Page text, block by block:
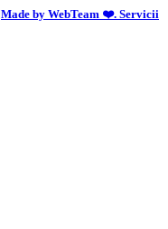
Made by WebTeam ❤️. Servicii